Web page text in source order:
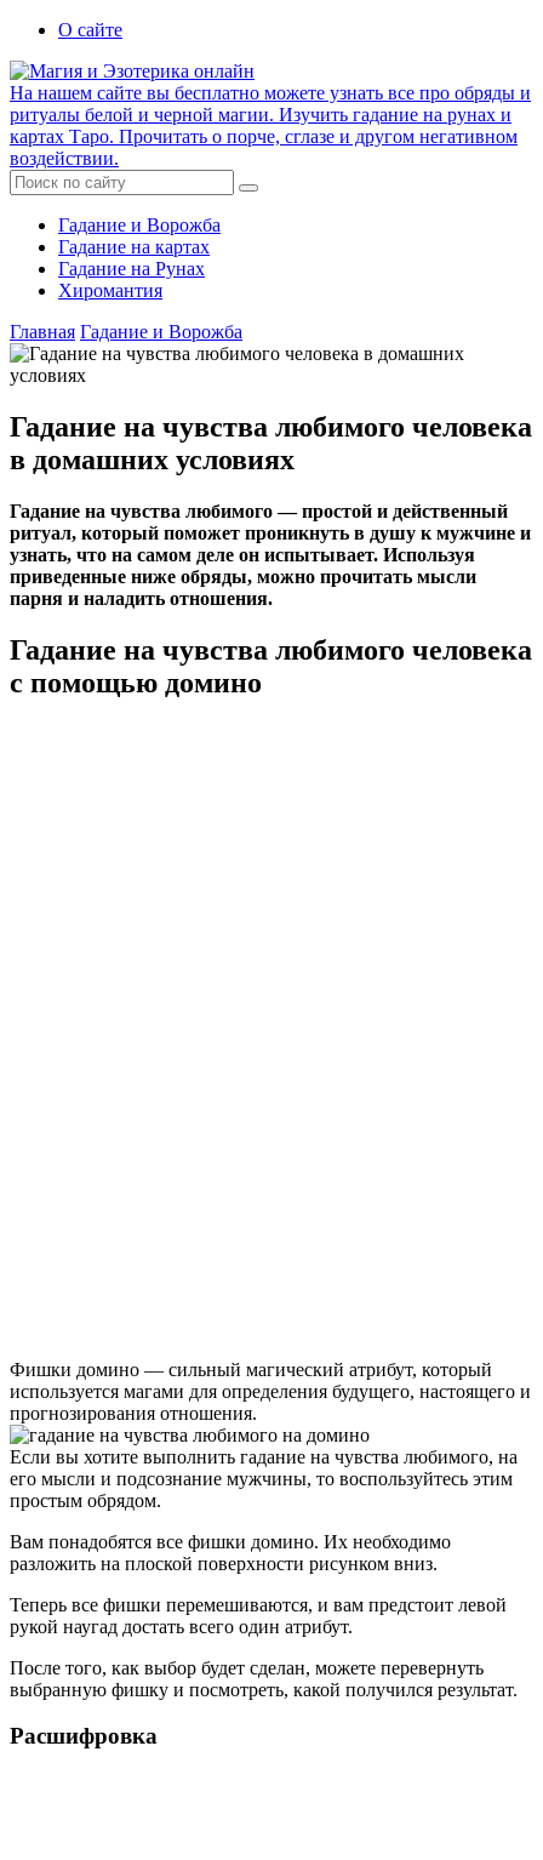
О сайте
На нашем сайте вы бесплатно можете узнать все про обряды и
ритуалы белой и черной магии. Изучить гадание на рунах и
картах Таро. Прочитать о порче, сглазе и другом негативном
воздействии.
Гадание и Ворожба
Гадание на картах
Гадание на Рунах
Хиромантия
Главная Гадание и Ворожба
Гадание на чувства любимого человека
в домашних условиях
Гадание на чувства любимого — простой и действенный
ритуал, который поможет проникнуть в душу к мужчине и
узнать, что на самом деле он испытывает. Используя
приведенные ниже обряды, можно прочитать мысли
парня и наладить отношения.
Гадание на чувства любимого человека
с помощью домино
Фишки домино — сильный магический атрибут, который
используется магами для определения будущего, настоящего и
прогнозирования отношения.
Если вы хотите выполнить гадание на чувства любимого, на
его мысли и подсознание мужчины, то воспользуйтесь этим
простым обрядом.
Вам понадобятся все фишки домино. Их необходимо
разложить на плоской поверхности рисунком вниз.
Теперь все фишки перемешиваются, и вам предстоит левой
рукой наугад достать всего один атрибут.
После того, как выбор будет сделан, можете перевернуть
выбранную фишку и посмотреть, какой получился результат.
Расшифровка